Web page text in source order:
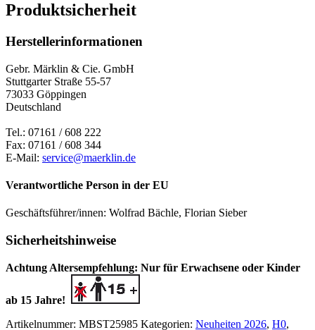
Produktsicherheit
Herstellerinformationen
Gebr. Märklin & Cie. GmbH
Stuttgarter Straße 55-57
73033 Göppingen
Deutschland
Tel.: 07161 / 608 222
Fax: 07161 / 608 344
E-Mail: service@maerklin.de
Verantwortliche Person in der EU
Geschäftsführer/innen: Wolfrad Bächle, Florian Sieber
Sicherheitshinweise
Achtung Altersempfehlung: Nur für Erwachsene oder Kinder
ab 15 Jahre!
Artikelnummer: MBST25985 Kategorien: Neuheiten 2026, H0,